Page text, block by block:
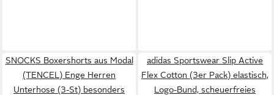
SNOCKS Boxershorts aus Modal
(TENCEL) Enge Herren
Unterhose (3-St) besonders
adidas Sportswear Slip Active
Flex Cotton (3er Pack) elastisch,
Logo-Bund, scheuerfreies